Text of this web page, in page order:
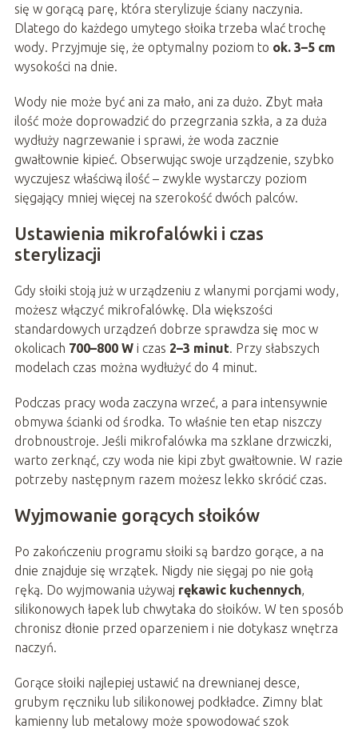
się w gorącą parę, która sterylizuje ściany naczynia.
Dlatego do każdego umytego słoika trzeba wlać trochę
wody. Przyjmuje się, że optymalny poziom to ok. 3–5 cm
wysokości na dnie.
Wody nie może być ani za mało, ani za dużo. Zbyt mała
ilość może doprowadzić do przegrzania szkła, a za duża
wydłuży nagrzewanie i sprawi, że woda zacznie
gwałtownie kipieć. Obserwując swoje urządzenie, szybko
wyczujesz właściwą ilość – zwykle wystarczy poziom
sięgający mniej więcej na szerokość dwóch palców.
Ustawienia mikrofalówki i czas
sterylizacji
Gdy słoiki stoją już w urządzeniu z wlanymi porcjami wody,
możesz włączyć mikrofalówkę. Dla większości
standardowych urządzeń dobrze sprawdza się moc w
okolicach 700–800 Wi czas 2–3 minut. Przy słabszych
modelach czas można wydłużyć do 4 minut.
Podczas pracy woda zaczyna wrzeć, a para intensywnie
obmywa ścianki od środka. To właśnie ten etap niszczy
drobnoustroje. Jeśli mikrofalówka ma szklane drzwiczki,
warto zerknąć, czy woda nie kipi zbyt gwałtownie. W razie
potrzeby następnym razem możesz lekko skrócić czas.
Wyjmowanie gorących słoików
Po zakończeniu programu słoiki są bardzo gorące, a na
dnie znajduje się wrzątek. Nigdy nie sięgaj po nie gołą
ręką. Do wyjmowania używaj rękawic kuchennych,
silikonowych łapek lub chwytaka do słoików. W ten sposób
chronisz dłonie przed oparzeniem i nie dotykasz wnętrza
naczyń.
Gorące słoiki najlepiej ustawić na drewnianej desce,
grubym ręczniku lub silikonowej podkładce. Zimny blat
kamienny lub metalowy może spowodować szok